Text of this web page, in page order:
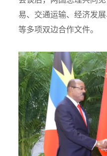
易、交通运输、经济发
等多项双边合作文件。